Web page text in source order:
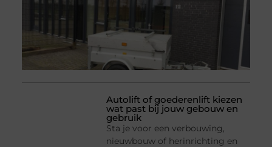
Autolift of goederenlift kiezen
wat past bij jouw gebouw en
gebruik
Sta je voor een verbouwing,
nieuwbouw of herinrichting en